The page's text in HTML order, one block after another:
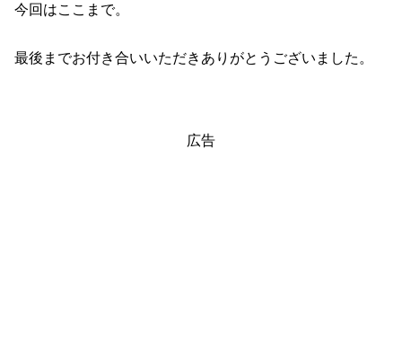
今回はここまで。
最後までお付き合いいただきありがとうございました。
広告